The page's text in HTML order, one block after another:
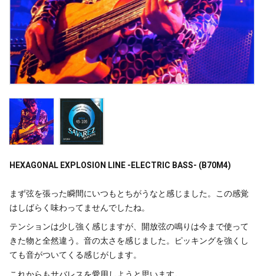
HEXAGONAL EXPLOSION LINE -ELECTRIC BASS- (B70M4)
まず弦を張った瞬間にいつもとちがうなと感じました。この感覚
はしばらく味わってませんでしたね。
テンションは少し強く感じますが、開放弦の鳴りは今まで使って
きた物と全然違う。音の太さを感じました。ピッキングを強くし
ても音がついてくる感じがします。